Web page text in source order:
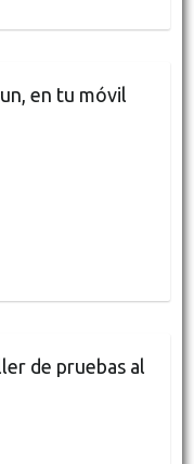
en tu móvil
de pruebas al